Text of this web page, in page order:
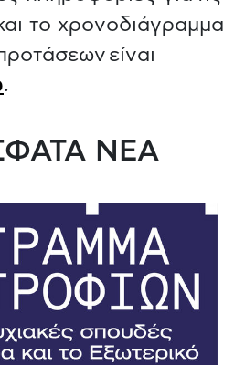
το χρονοδιάγραμμα
είναι
.
ΝΕΑ